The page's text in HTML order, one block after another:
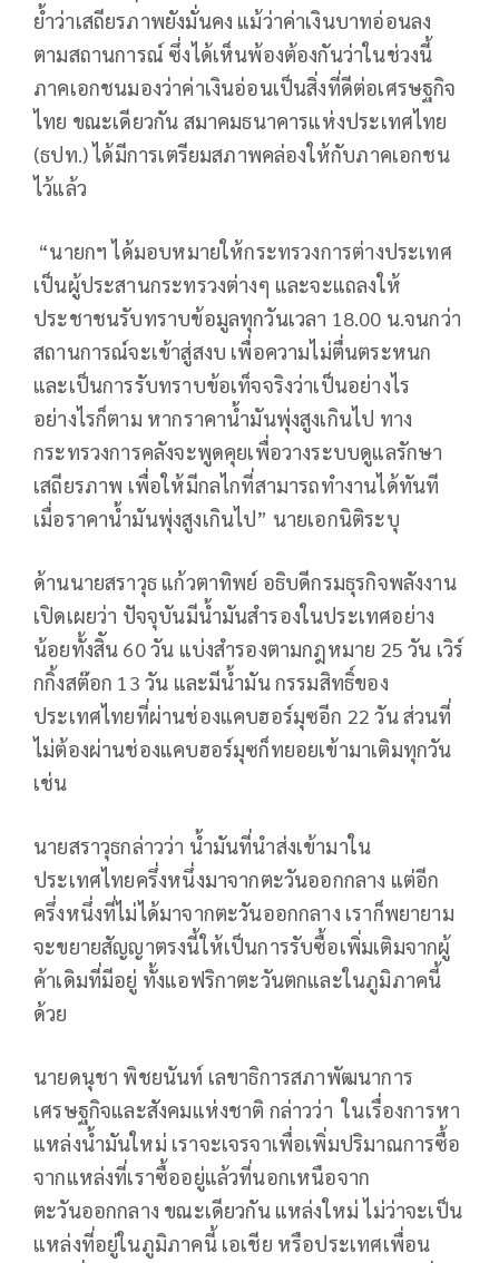
ย้ำว่าเสถียรภาพยังมั่นคง แม้ว่าค่าเงินบาทอ่อนลง
ตามสถานการณ์ ซึ่งได้เห็นพ้องต้องกันว่าในช่วงนี้
ภาคเอกชนมองว่าค่าเงินอ่อนเป็นสิ่งที่ดีต่อเศรษฐกิจ
ไทย ขณะเดียวกัน สมาคมธนาคารแห่งประเทศไทย
(ธปท.) ได้มีการเตรียมสภาพคล่องให้กับภาคเอกชน
ไว้แล้ว
“นายกฯ ได้มอบหมายให้กระทรวงการต่างประเทศ
เป็นผู้ประสานกระทรวงต่างๆ และจะแถลงให้
ประชาชนรับทราบข้อมูลทุกวันเวลา 18.00 น.จนกว่า
สถานการณ์จะเข้าสู่สงบ เพื่อความไม่ตื่นตระหนก
และเป็นการรับทราบข้อเท็จจริงว่าเป็นอย่างไร
อย่างไรก็ตาม หากราคาน้ำมันพุ่งสูงเกินไป ทาง
กระทรวงการคลังจะพูดคุยเพื่อวางระบบดูแลรักษา
เสถียรภาพ เพื่อให้มีกลไกที่สามารถทำงานได้ทันที
เมื่อราคาน้ำมันพุ่งสูงเกินไป” นายเอกนิติระบุ
ด้านนายสราวุธ แก้วตาทิพย์ อธิบดีกรมธุรกิจพลังงาน
เปิดเผยว่า ปัจจุบันมีน้ำมันสำรองในประเทศอย่าง
น้อยทั้งสิัน 60 วัน แบ่งสำรองตามกฎหมาย 25 วัน เวิร์
กกิ้งสต๊อก 13 วัน และมีน้ำมัน กรรมสิทธิ์ของ
ประเทศไทยที่ผ่านช่องแคบฮอร์มุซอีก 22 วัน ส่วนที่
ไม่ต้องผ่านช่องแคบฮอร์มุซก็ทยอยเข้ามาเติมทุกวัน
เช่น
นายสราวุธกล่าวว่า น้ำมันที่นำส่งเข้ามาใน
ประเทศไทยครึ่งหนึ่งมาจากตะวันออกกลาง แต่อีก
ครึ่งหนึ่งที่ไม่ได้มาจากตะวันออกกลาง เราก็พยายาม
จะขยายสัญญาตรงนี้ให้เป็นการรับซื้อเพิ่มเติมจากผู้
ค้าเดิมที่มีอยู่ ทั้งแอฟริกาตะวันตกและในภูมิภาคนี้
ด้วย
นายดนุชา พิชยนันท์ เลขาธิการสภาพัฒนาการ
เศรษฐกิจและสังคมแห่งชาติ กล่าวว่า ในเรื่องการหา
แหล่งน้ำมันใหม่ เราจะเจรจาเพื่อเพิ่มปริมาณการซื้อ
จากแหล่งที่เราซื้ออยู่แล้วที่นอกเหนือจาก
ตะวันออกกลาง ขณะเดียวกัน แหล่งใหม่ ไม่ว่าจะเป็น
แหล่งที่อยู่ในภูมิภาคนี้ เอเชีย หรือประเทศเพื่อน